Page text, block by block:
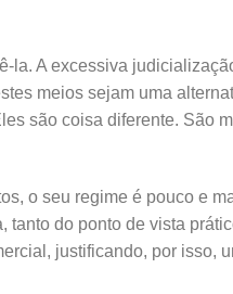
la. A excessiva
meios sejam uma
são coisa diferente. São
o seu regime é pouco e
do ponto de vista
justificando, por isso,